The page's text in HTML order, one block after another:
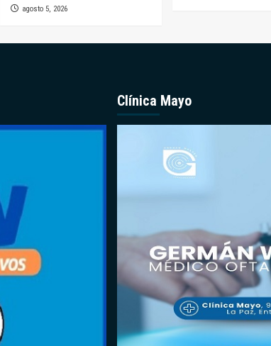
agosto 5, 2026
Clínica Mayo